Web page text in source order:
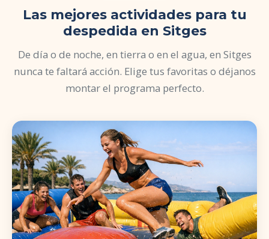
Las mejores actividades para tu
despedida en Sitges
De día o de noche, en tierra o en el agua, en Sitges
nunca te faltará acción. Elige tus favoritas o déjanos
montar el programa perfecto.